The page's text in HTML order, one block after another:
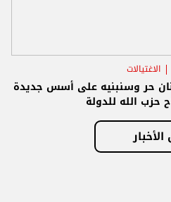
الاغتيالات
حر وسنبنيه على أسس جديدة
حزب الله للدولة